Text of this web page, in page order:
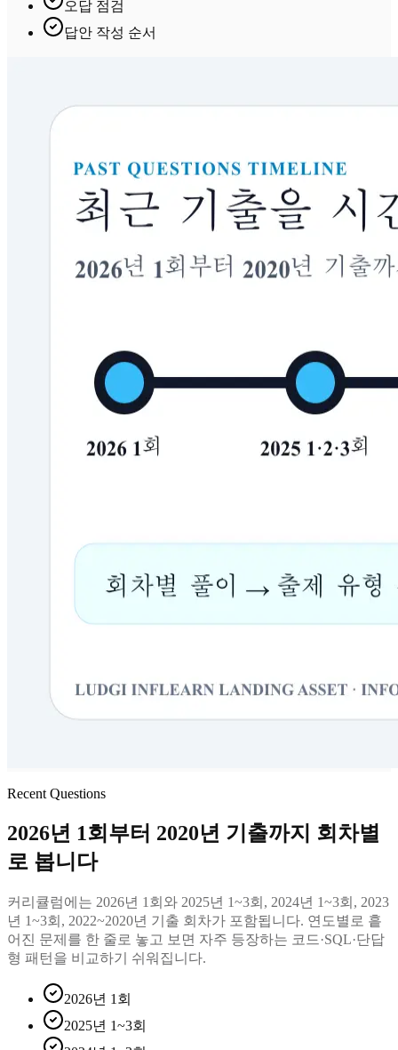
오답 점검
답안 작성 순서
Recent Questions
2026년 1회부터 2020년 기출까지 회차별
로 봅니다
커리큘럼에는 2026년 1회와 2025년 1~3회, 2024년 1~3회, 2023
년 1~3회, 2022~2020년 기출 회차가 포함됩니다. 연도별로 흩
어진 문제를 한 줄로 놓고 보면 자주 등장하는 코드·SQL·단답
형 패턴을 비교하기 쉬워집니다.
2026년 1회
2025년 1~3회